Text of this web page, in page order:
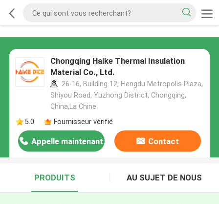
Chongqing Haike Thermal Insulation
Material Co., Ltd.
26-16, Building 12, Hengdu Metropolis Plaza,
Shiyou Road, Yuzhong District, Chongqing,
China,La Chine
5.0
Fournisseur vérifié
Appelle maintenant Contact
PRODUITS AU SUJET DE NOUS